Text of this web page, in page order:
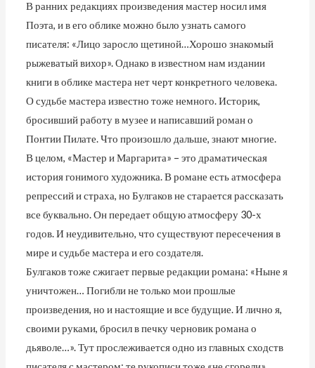
В ранних редакциях произведения мастер носил имя
Поэта, и в его облике можно было узнать самого
писателя: «Лицо заросло щетиной…Хорошо знакомый
рыжеватый вихор». Однако в известном нам издании
книги в облике мастера нет черт конкретного человека.
О судьбе мастера известно тоже немного. Историк,
бросивший работу в музее и написавший роман о
Понтии Пилате. Что произошло дальше, знают многие.
В целом, «Мастер и Маргарита» – это драматическая
история гонимого художника. В романе есть атмосфера
репрессий и страха, но Булгаков не старается рассказать
все буквально. Он передает общую атмосферу 30-х
годов. И неудивительно, что существуют пересечения в
мире и судьбе мастера и его создателя.
Булгаков тоже сжигает первые редакции романа: «Ныне я
уничтожен… Погибли не только мои прошлые
произведения, но и настоящие и все будущие. И лично я,
своими руками, бросил в печку черновик романа о
дьяволе…». Тут прослеживается одно из главных сходств